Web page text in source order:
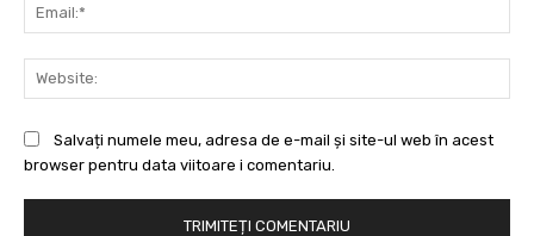
Salvați numele meu, adresa de e-mail și site-ul web în acest
browser pentru data viitoare i comentariu.